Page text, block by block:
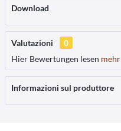
Download
Valutazioni
0
Hier Bewertungen lesen mehr
Informazioni sul produttore